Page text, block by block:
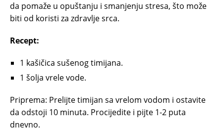
da pomaže u opuštanju i smanjenju stresa, što može
biti od koristi za zdravlje srca.
Recept:
1 kašičica sušenog timijana.
1 šolja vrele vode.
Priprema: Prelijte timijan sa vrelom vodom i ostavite
da odstoji 10 minuta. Procijedite i pijte 1-2 puta
dnevno.